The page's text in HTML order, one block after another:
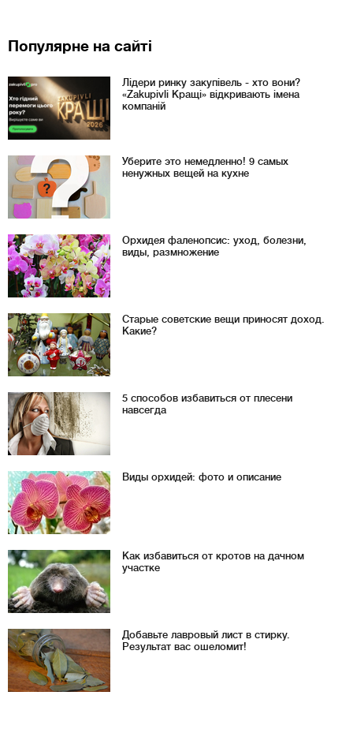
Популярне на сайті
Лідери ринку закупівель - хто вони?
«Zakupivli Кращі» відкривають імена
компаній
Уберите это немедленно! 9 самых
ненужных вещей на кухне
Орхидея фаленопсис: уход, болезни,
виды, размножение
Старые советские вещи приносят доход.
Какие?
5 способов избавиться от плесени
навсегда
Виды орхидей: фото и описание
Как избавиться от кротов на дачном
участке
Добавьте лавровый лист в стирку.
Результат вас ошеломит!